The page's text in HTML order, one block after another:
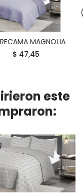
COMPRARMAGNOLIA
$ 47,45
este